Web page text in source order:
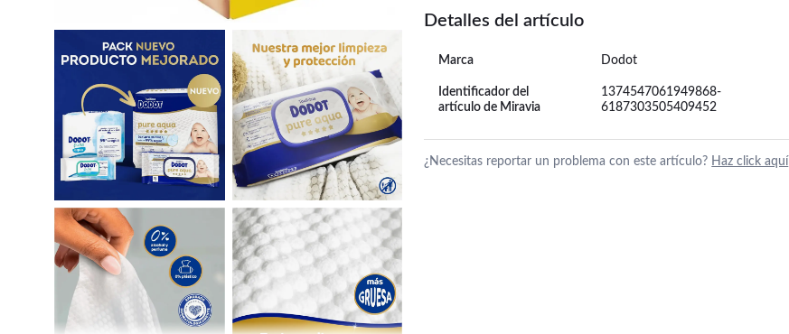
Detalles del artículo
Marca Dodot
Identificador del
artículo de Miravia
1374547061949868-
6187303505409452
¿Necesitas reportar un problema con este artículo? Haz click aquí